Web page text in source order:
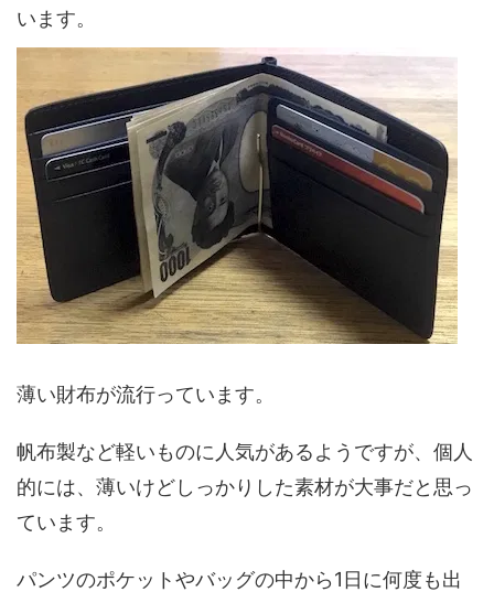
います。
薄い財布が流行っています。
帆布製など軽いものに人気があるようですが、個人
的には、薄いけどしっかりした素材が大事だと思っ
ています。
パンツのポケットやバッグの中から1日に何度も出